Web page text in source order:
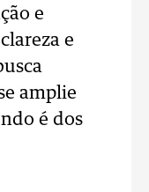
e
e
amplie
é dos